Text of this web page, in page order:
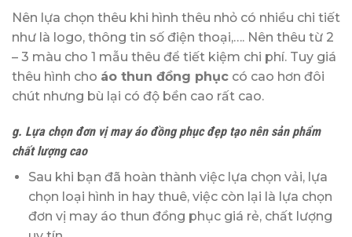
Nên lựa chọn thêu khi hình thêu nhỏ có nhiều chi tiết
như là logo, thông tin số điện thoại,…. Nên thêu từ 2
– 3 màu cho 1 mẫu thêu để tiết kiệm chi phí. Tuy giá
thêu hình cho áo thun đồng phục có cao hơn đôi
chút nhưng bù lại có độ bền cao rất cao.
g. Lựa chọn đơn vị may áo đồng phục đẹp tạo nên sản phẩm
chất lượng cao
Sau khi bạn đã hoàn thành việc lựa chọn vải, lựa
chọn loại hình in hay thuê, việc còn lại là lựa chọn
đơn vị may áo thun đồng phục giá rẻ, chất lượng